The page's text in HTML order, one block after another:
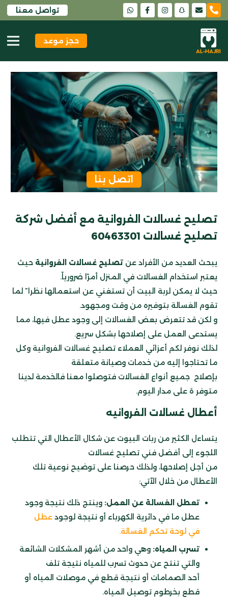
snapchat تواصل معنا
حجز موعد
اتصل بنا
تصليح غسالات الفروانية مع أفضل شركة
تصليح غسالات 60463301
يبحث العديد من الأفراد عن تصليح غسالات الفروانية حيث
يعتبر استخدام الغسالات في المنزل أمرًا ضرورياً.
حيث لا يمكن لربة البيت أن تستغني عن استعمالها نظرا” لما
تقوم الغسالة بتوفيره من وقت ومجهود.
و لكن قد تتعرض بعض الغسالات إلى وجود عطل فيها، مما
يستدعى العمل على إصلاحها بشكل سريع.
لذلك نوفر لكم أعزائي العملاء تصليح غسالات الفروانية وكل
ما تحتاجوا إليه من خدمات وصيانة متعلقة
بإصلاح جميع أنواع الغسالات فتوصلوا معنا فالخدمة لدينا
متوفر ة على مدار اليوم.
أعطال غسالات الفروانيه
يتساءل الكثير من ربات البيوت عن شكال الأعطال التي تتطلب
اللجوء إلى أفضل فني تصليح غسالات
من أجل إصلاحها، ولذلك حرصنا على توضيح نوعية تلك
الأعطال من خلال الآتي:
تعطل الغسالة عن العمل: وينتج ذلك نتيجة وجود
عطل ما في دائرية الكهرباء أو نتيجة لوجود عطل
في لوحة تحكم الغسالة.
تسرب المياه: وهي واحد من أشهر المشكلات الشائعة
والتي تنتح عن حدوث تسرب للمياه نتيجة تلف
أحد الصمامات أو نتيجة قطع في موصلات المياه أو
قطع بخرطوم توصيل المياه.